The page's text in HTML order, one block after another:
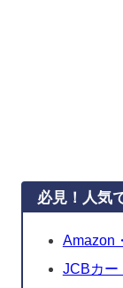
必見！人気
Amazon
JCBカー